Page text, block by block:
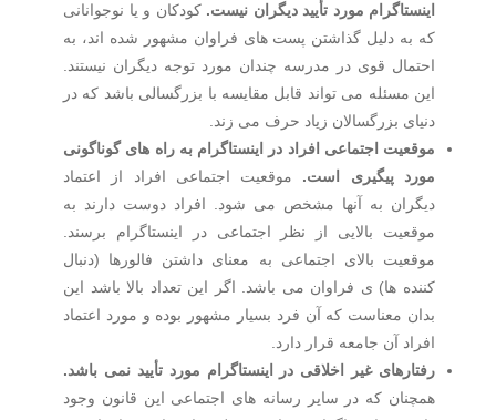
اینستاگرام مورد تأیید دیگران نیست. کودکان و یا نوجوانانی
که به دلیل گذاشتن پست های فراوان مشهور شده اند، به
احتمال قوی در مدرسه چندان مورد توجه دیگران نیستند.
این مسئله می تواند قابل مقایسه با بزرگسالی باشد که در
دنیای بزرگسالان زیاد حرف می زند.
موقعیت اجتماعی افراد در اینستاگرام به راه های گوناگونی
مورد پیگیری است. موقعیت اجتماعی افراد از اعتماد
دیگران به آنها مشخص می شود. افراد دوست دارند به
موقعیت بالایی از نظر اجتماعی در اینستاگرام برسند.
موقعیت بالای اجتماعی به معنای داشتن فالورها (دنبال
کننده ها) ی فراوان می باشد. اگر این تعداد بالا باشد این
بدان معناست که آن فرد بسیار مشهور بوده و مورد اعتماد
افراد آن جامعه قرار دارد.
رفتارهای غیر اخلاقی در اینستاگرام مورد تأیید نمی باشد.
همچنان که در سایر رسانه های اجتماعی این قانون وجود